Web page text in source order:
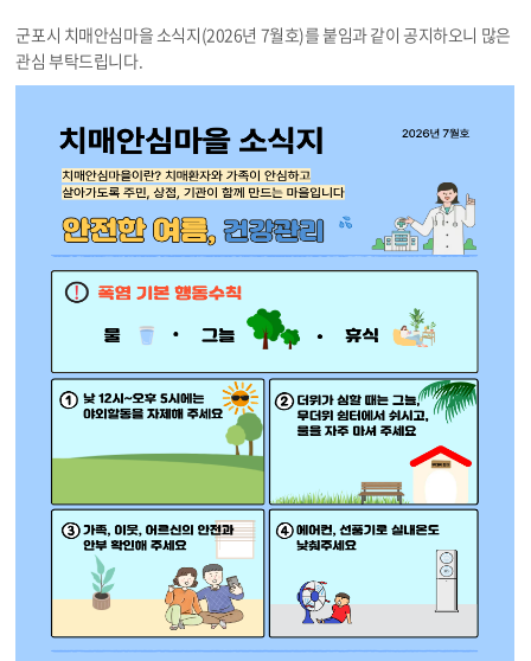
군포시 치매안심마을 소식지(2026년 7월호)를 붙임과 같이 공지하오니 많은
관심 부탁드립니다.